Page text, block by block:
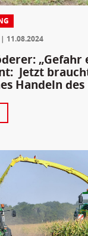
11.08.2024
Jetzt
Handeln